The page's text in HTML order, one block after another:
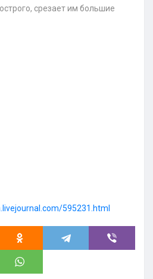
срезает им большие
595231.html